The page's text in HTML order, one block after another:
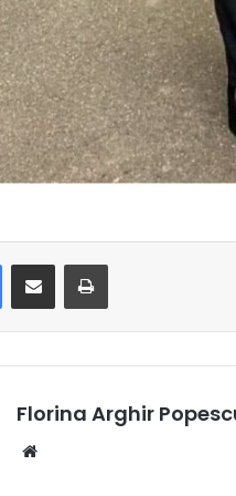
FacebookDistribuie prin e-mail Imprimare
Florina Arghir